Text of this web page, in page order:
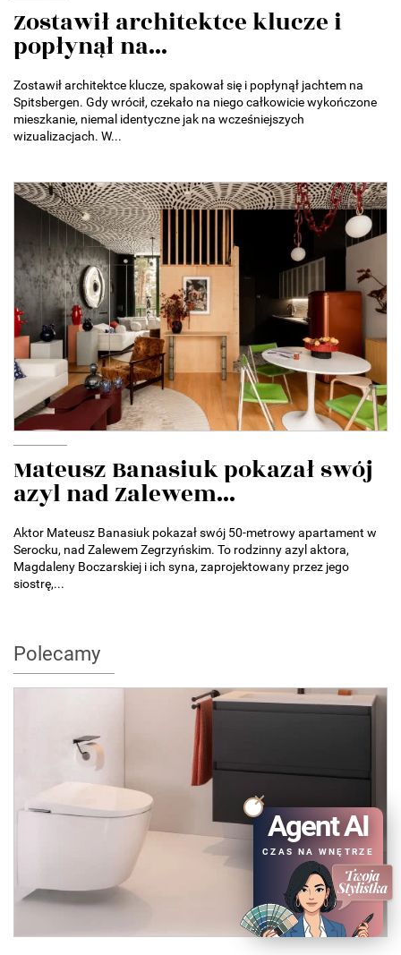
Zostawił architektce klucze i
popłynął na...
Zostawił architektce klucze, spakował się i popłynął jachtem na
Spitsbergen. Gdy wrócił, czekało na niego całkowicie wykończone
mieszkanie, niemal identyczne jak na wcześniejszych
wizualizacjach. W...
Mateusz Banasiuk pokazał swój
azyl nad Zalewem...
Aktor Mateusz Banasiuk pokazał swój 50-metrowy apartament w
Serocku, nad Zalewem Zegrzyńskim. To rodzinny azyl aktora,
Magdaleny Boczarskiej i ich syna, zaprojektowany przez jego
siostrę,...
Polecamy
Agent AI
CZAS NA WNĘTRZE